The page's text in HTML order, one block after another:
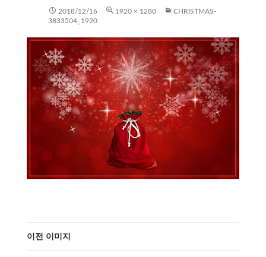
2018/12/16 1920 × 1280
CHRISTMAS-
3833504_1920
이전 이미지